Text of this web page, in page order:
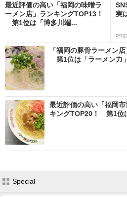
最近評価の高い「福岡の味噌ラ
ーメン店」ランキングTOP13！
第1位は「博多川端...
実
「福岡の豚骨ラーメン
第1位は「ラーメン力
最近評価の高い「福岡
キングTOP20！ 第1位
Special